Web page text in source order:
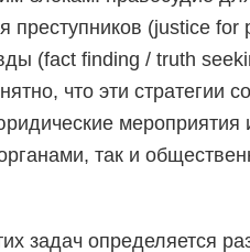
преступников (justice for
(fact finding / truth
что эти стратегии
мероприятия
так и
задач определяется